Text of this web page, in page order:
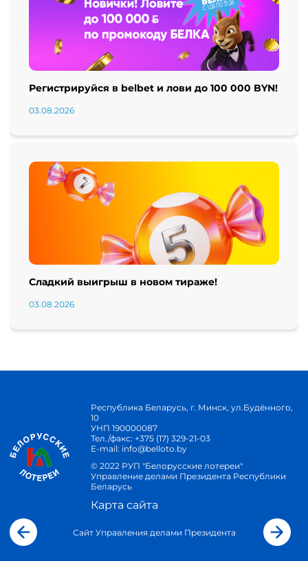
Регистрируйся в belbet и лови до 100 000 BYN!
03.08.2026
Сладкий выигрыш в новом тираже!
03.08.2026
Республика Беларусь, г. Минск, ул.Будённого,
10
УНП 190000087
Тел./факс: +375 (17) 329-21-03
E-mail: info@belloto.by
© 2022 РУП "Белорусские лотереи"
Управление делами Президента Республики
Беларусь
Карта сайта
Сайт Управления делами Президента